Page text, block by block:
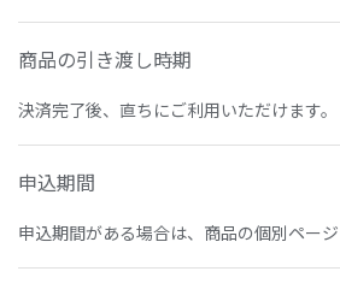
商品の引き渡し時期
決済完了後、直ちにご利用いただけます。
申込期間
申込期間がある場合は、商品の個別ページ